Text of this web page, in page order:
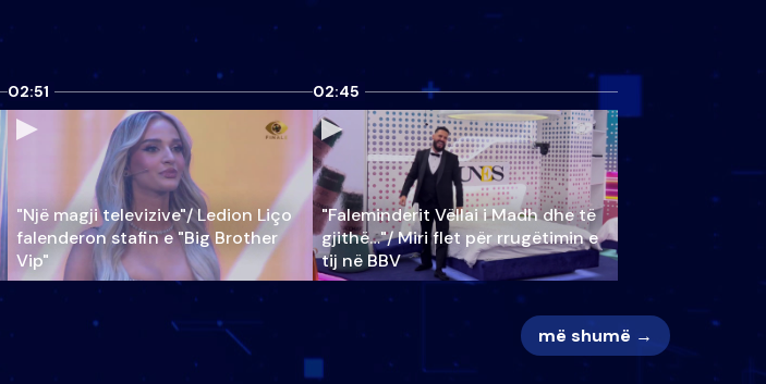
02:51
"Një magji televizive"/ Ledion Liço
falenderon stafin e "Big Brother
Vip"
02:45
"Faleminderit Vëllai i Madh dhe të
gjithë…"/ Miri flet për rrugëtimin e
tij në BBV
më shumë →